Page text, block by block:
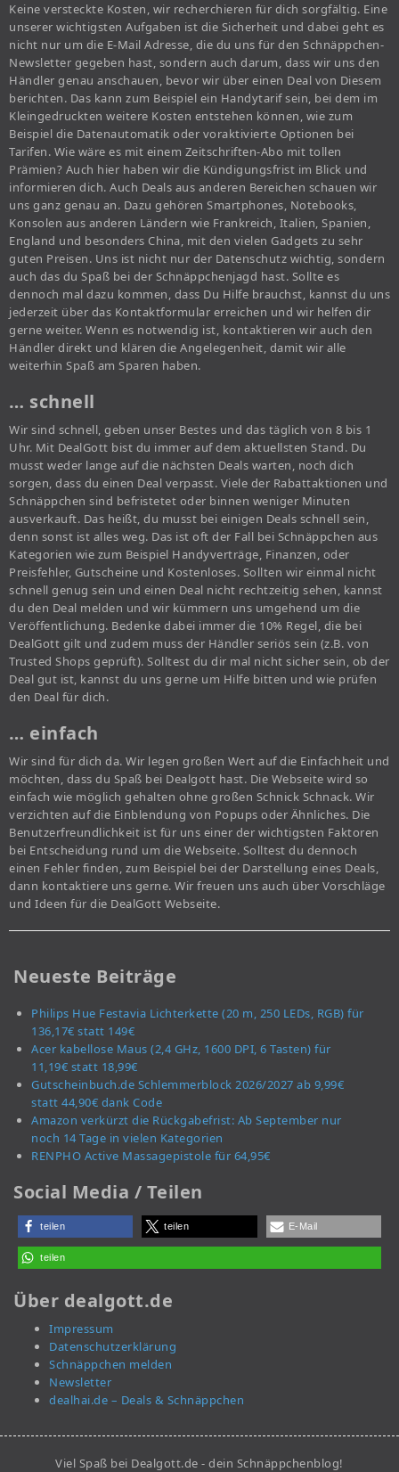
Keine versteckte Kosten, wir recherchieren für dich sorgfältig. Eine
unserer wichtigsten Aufgaben ist die Sicherheit und dabei geht es
nicht nur um die E-Mail Adresse, die du uns für den Schnäppchen-
Newsletter gegeben hast, sondern auch darum, dass wir uns den
Händler genau anschauen, bevor wir über einen Deal von Diesem
berichten. Das kann zum Beispiel ein Handytarif sein, bei dem im
Kleingedruckten weitere Kosten entstehen können, wie zum
Beispiel die Datenautomatik oder voraktivierte Optionen bei
Tarifen. Wie wäre es mit einem Zeitschriften-Abo mit tollen
Prämien? Auch hier haben wir die Kündigungsfrist im Blick und
informieren dich. Auch Deals aus anderen Bereichen schauen wir
uns ganz genau an. Dazu gehören Smartphones, Notebooks,
Konsolen aus anderen Ländern wie Frankreich, Italien, Spanien,
England und besonders China, mit den vielen Gadgets zu sehr
guten Preisen. Uns ist nicht nur der Datenschutz wichtig, sondern
auch das du Spaß bei der Schnäppchenjagd hast. Sollte es
dennoch mal dazu kommen, dass Du Hilfe brauchst, kannst du uns
jederzeit über das Kontaktformular erreichen und wir helfen dir
gerne weiter. Wenn es notwendig ist, kontaktieren wir auch den
Händler direkt und klären die Angelegenheit, damit wir alle
weiterhin Spaß am Sparen haben.
… schnell
Wir sind schnell, geben unser Bestes und das täglich von 8 bis 1
Uhr. Mit DealGott bist du immer auf dem aktuellsten Stand. Du
musst weder lange auf die nächsten Deals warten, noch dich
sorgen, dass du einen Deal verpasst. Viele der Rabattaktionen und
Schnäppchen sind befristetet oder binnen weniger Minuten
ausverkauft. Das heißt, du musst bei einigen Deals schnell sein,
denn sonst ist alles weg. Das ist oft der Fall bei Schnäppchen aus
Kategorien wie zum Beispiel Handyverträge, Finanzen, oder
Preisfehler, Gutscheine und Kostenloses. Sollten wir einmal nicht
schnell genug sein und einen Deal nicht rechtzeitig sehen, kannst
du den Deal melden und wir kümmern uns umgehend um die
Veröffentlichung. Bedenke dabei immer die 10% Regel, die bei
DealGott gilt und zudem muss der Händler seriös sein (z.B. von
Trusted Shops geprüft). Solltest du dir mal nicht sicher sein, ob der
Deal gut ist, kannst du uns gerne um Hilfe bitten und wie prüfen
den Deal für dich.
… einfach
Wir sind für dich da. Wir legen großen Wert auf die Einfachheit und
möchten, dass du Spaß bei Dealgott hast. Die Webseite wird so
einfach wie möglich gehalten ohne großen Schnick Schnack. Wir
verzichten auf die Einblendung von Popups oder Ähnliches. Die
Benutzerfreundlichkeit ist für uns einer der wichtigsten Faktoren
bei Entscheidung rund um die Webseite. Solltest du dennoch
einen Fehler finden, zum Beispiel bei der Darstellung eines Deals,
dann kontaktiere uns gerne. Wir freuen uns auch über Vorschläge
und Ideen für die DealGott Webseite.
Neueste Beiträge
Philips Hue Festavia Lichterkette (20 m, 250 LEDs, RGB) für
136,17€ statt 149€
Acer kabellose Maus (2,4 GHz, 1600 DPI, 6 Tasten) für
11,19€ statt 18,99€
Gutscheinbuch.de Schlemmerblock 2026/2027 ab 9,99€
statt 44,90€ dank Code
Amazon verkürzt die Rückgabefrist: Ab September nur
noch 14 Tage in vielen Kategorien
RENPHO Active Massagepistole für 64,95€
Social Media / Teilen
teilen teilen E-Mail
teilen
Über dealgott.de
Impressum
Datenschutzerklärung
Schnäppchen melden
Newsletter
dealhai.de – Deals & Schnäppchen
Viel Spaß bei Dealgott.de - dein Schnäppchenblog!